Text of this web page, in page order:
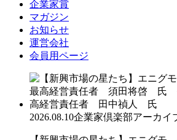
企業家賞
マガジン
お知らせ
運営会社
会員用ページ
2026.08.10企業家倶楽部アーカイ